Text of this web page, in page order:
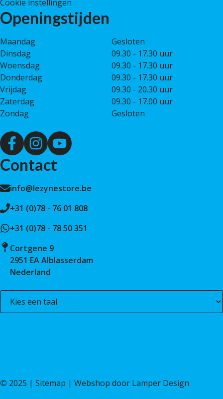
Cookie instellingen
Openingstijden
Maandag
Gesloten
Dinsdag
09.30 - 17.30 uur
Woensdag
09.30 - 17.30 uur
Donderdag
09.30 - 17.30 uur
Vrijdag
09.30 - 20.30 uur
Zaterdag
09.30 - 17.00 uur
Zondag
Gesloten
Contact
info@lezynestore.be
+31 (0)78 - 76 01 808
+31 (0)78 - 78 50 351
Cortgene 9
2951 EA Alblasserdam
Nederland
© 2025 | Sitemap | Webshop door Lamper Design